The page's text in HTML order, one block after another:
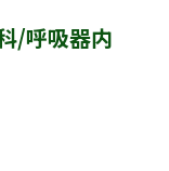
/呼吸器内